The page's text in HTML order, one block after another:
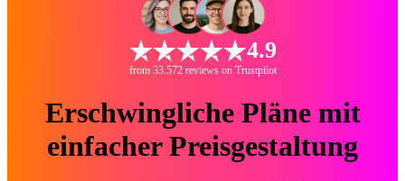
4.9
from 33.572 reviews on Trustpilot
Erschwingliche Pläne mit
einfacher Preisgestaltung